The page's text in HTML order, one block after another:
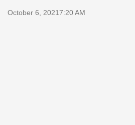
October 6, 20217:20 AM